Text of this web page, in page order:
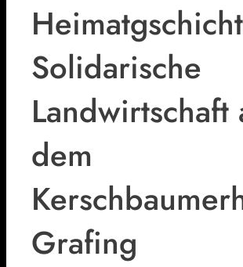
Solidarische
Landwirtschaft
dem
Grafing